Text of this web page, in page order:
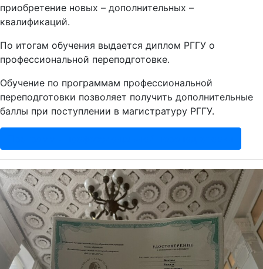
приобретение новых – дополнительных –
квалификаций.
По итогам обучения выдается диплом РГГУ о
профессиональной переподготовке.
Обучение по программам профессиональной
переподготовки позволяет получить дополнительные
баллы при поступлении в магистратуру РГГУ.